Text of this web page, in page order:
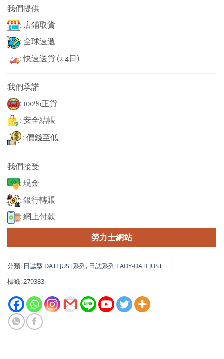
我們提供
: 店鋪取貨
: 全球速遞
: 快速送貨 (2-4日)
我們承諾
: 100%正貨
: 安全結帳
: 價錢至低
我們接受
: 現金
: 銀行轉賬
: 網上付款
勞力士網站
分類: 日誌型 DATEJUST系列, 日誌系列 LADY-DATEJUST
標籤:279383